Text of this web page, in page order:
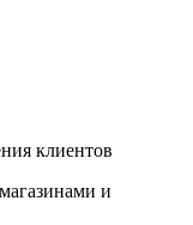
клиентов
и